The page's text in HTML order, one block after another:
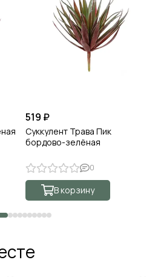
519 ₽
Суккулент Трава Пик
бордово-зелёная
0
В корзину